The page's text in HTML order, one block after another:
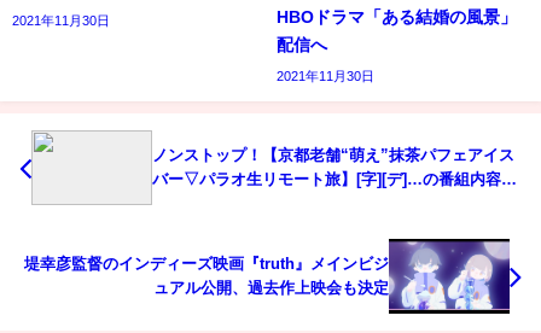
2021年11月30日
HBOドラマ「ある結婚の風景」
配信へ
2021年11月30日
ノンストップ！【京都老舗“萌え”抹茶パフェアイス
バー▽パラオ生リモート旅】[字][デ]…の番組内容解
堤幸彦監督のインディーズ映画『truth』メインビジ
ュアル公開、過去作上映会も決定